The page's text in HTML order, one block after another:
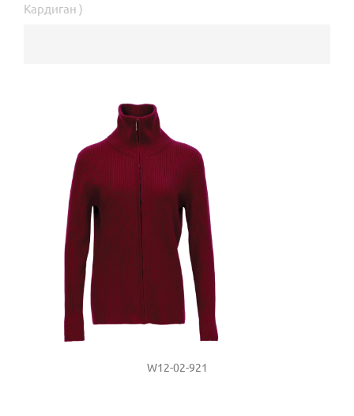
Кардиган )
W12-02-921